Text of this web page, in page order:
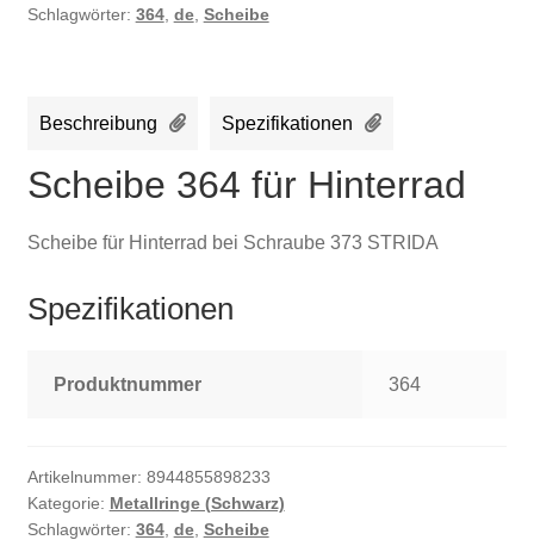
Schlagwörter: 364, de, Scheibe
Beschreibung Spezifikationen
Scheibe 364 für Hinterrad
Scheibe für Hinterrad bei Schraube 373 STRIDA
Spezifikationen
Produktnummer 364
Artikelnummer: 8944855898233
Kategorie: Metallringe (Schwarz)
Schlagwörter: 364, de, Scheibe